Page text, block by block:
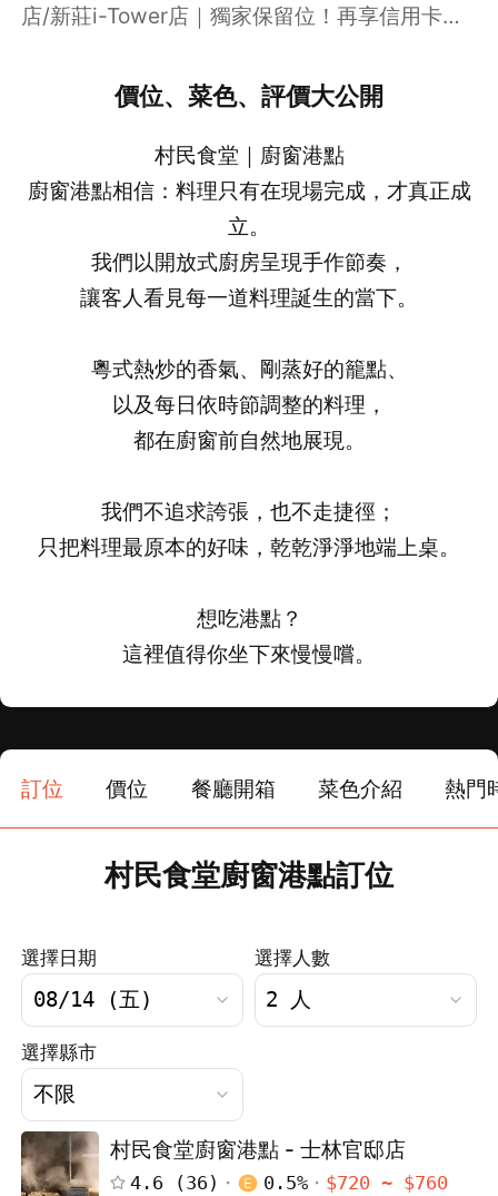
店/新莊i-Tower店｜獨家保留位！再享信用卡
價位、菜色、評價大公開
村民食堂｜廚窗港點
廚窗港點相信：料理只有在現場完成，才真正成
立。
我們以開放式廚房呈現手作節奏，
讓客人看見每一道料理誕生的當下。
粵式熱炒的香氣、剛蒸好的籠點、
以及每日依時節調整的料理，
都在廚窗前自然地展現。
我們不追求誇張，也不走捷徑；
只把料理最原本的好味，乾乾淨淨地端上桌。
想吃港點？
這裡值得你坐下來慢慢嚐。
訂位 價位 餐廳開箱 菜色介紹 熱門
村民食堂廚窗港點訂位
選擇日期 選擇人數
選擇縣市
村民食堂廚窗港點 - 士林官邸店
4.6 (36 ) 0.5% $720 ~ $760